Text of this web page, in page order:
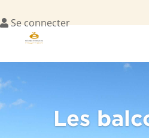
Se connecter
Les